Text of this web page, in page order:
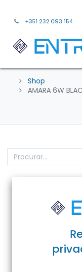
+351 232 093 154
Shop
AMARA 6W